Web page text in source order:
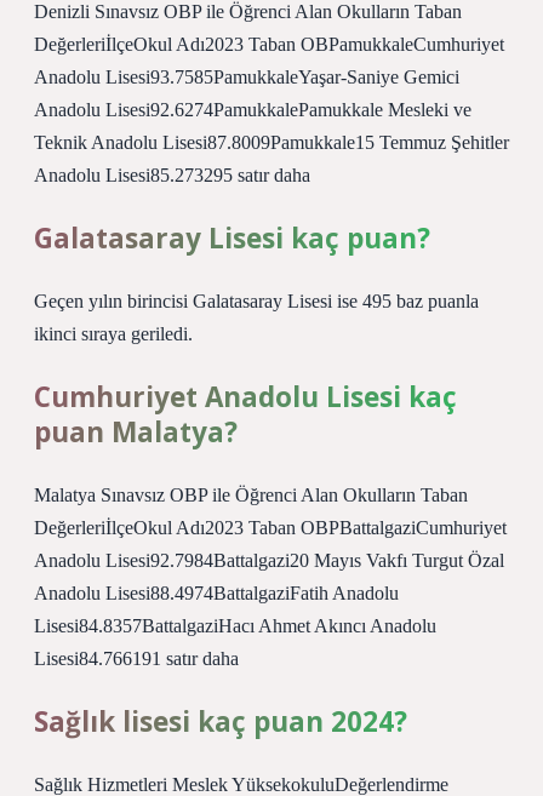
Denizli Sınavsız OBP ile Öğrenci Alan Okulların Taban
DeğerleriİlçeOkul Adı2023 Taban OBPamukkaleCumhuriyet
Anadolu Lisesi93.7585PamukkaleYaşar-Saniye Gemici
Anadolu Lisesi92.6274PamukkalePamukkale Mesleki ve
Teknik Anadolu Lisesi87.8009Pamukkale15 Temmuz Şehitler
Anadolu Lisesi85.273295 satır daha
Galatasaray Lisesi kaç puan?
Geçen yılın birincisi Galatasaray Lisesi ise 495 baz puanla
ikinci sıraya geriledi.
Cumhuriyet Anadolu Lisesi kaç
puan Malatya?
Malatya Sınavsız OBP ile Öğrenci Alan Okulların Taban
DeğerleriİlçeOkul Adı2023 Taban OBPBattalgaziCumhuriyet
Anadolu Lisesi92.7984Battalgazi20 Mayıs Vakfı Turgut Özal
Anadolu Lisesi88.4974BattalgaziFatih Anadolu
Lisesi84.8357BattalgaziHacı Ahmet Akıncı Anadolu
Lisesi84.766191 satır daha
Sağlık lisesi kaç puan 2024?
Sağlık Hizmetleri Meslek YüksekokuluDeğerlendirme